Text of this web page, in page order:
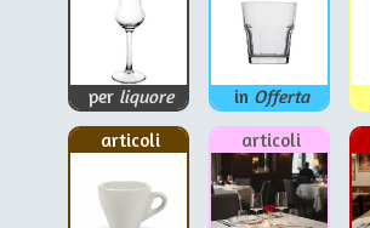
per liquore in Offerta
articoli
articoli